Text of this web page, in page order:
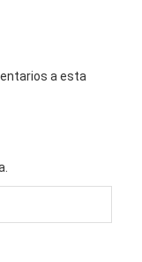
a esta